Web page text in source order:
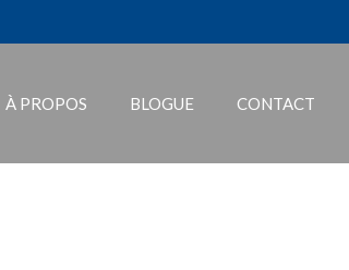
À PROPOS BLOGUE CONTACT